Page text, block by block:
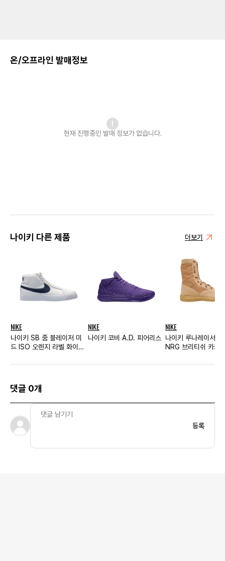
온/오프라인 발매정보
현재 진행중인 발매 정보가 없습니다.
나이키 다른 제품 더보기
NIKE
나이키 SB 줌 블레이저 미
드 ISO 오렌지 라벨 화이트
NIKE
나이키 코비 A.D. 피어리스
NIKE
나이키 루나레이서
NRG 브리티쉬 카키
댓글 0개
등록